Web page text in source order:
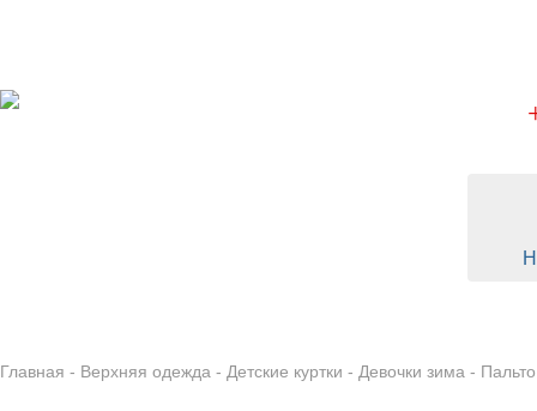
Главная - Верхняя одежда - Детские куртки - Девочки зима -